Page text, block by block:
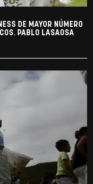
DE MAYOR NÚMERO
PABLO LASAOSA